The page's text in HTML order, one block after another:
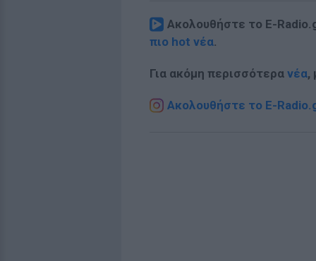
Ακολουθήστε το E-
πιο hot νέα.
Για ακόμη περισσότερα νέα,
Ακολουθήστε το E-